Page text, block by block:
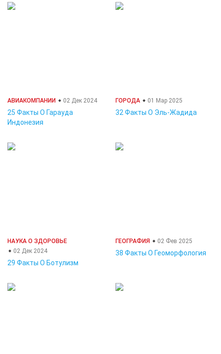
АВИАКОМПАНИИ 02 Дек 2024
25 Факты О Гарауда
Индонезия
ГОРОДА 01 Мар 2025
32 Факты О Эль-Жадида
НАУКА О ЗДОРОВЬЕ
02 Дек 2024
29 Факты О Ботулизм
ГЕОГРАФИЯ 02 Фев 2025
38 Факты О Геоморфология